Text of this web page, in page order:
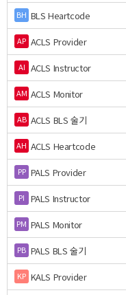
BH BLS Heartcode
AP ACLS Provider
AI ACLS Instructor
AM ACLS Monitor
AB ACLS BLS 술기
AH ACLS Heartcode
PP PALS Provider
PI PALS Instructor
PM PALS Monitor
PB PALS BLS 술기
KP KALS Provider